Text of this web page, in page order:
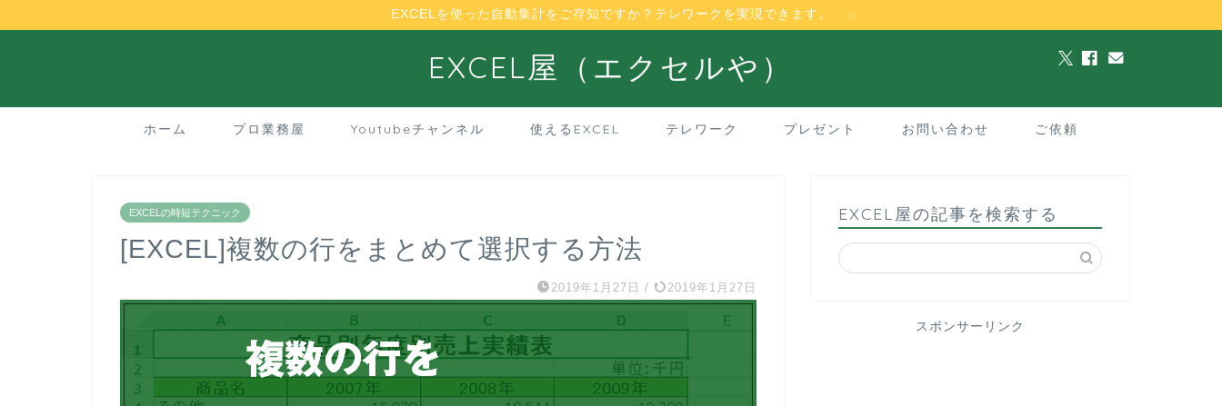
EXCELを使った自動集計をご存知ですか？テレワークを実現できます。
EXCEL屋（エクセルや）
ホーム プロ業務屋 Youtubeチャンネル 使えるEXCEL テレワーク プレゼント お問い合わせ ご依頼
EXCELの時短テクニック
[EXCEL]複数の行をまとめて選択する方法
2019年1月27日 / 2019年1月27日
EXCEL屋の記事を検索する
スポンサーリンク